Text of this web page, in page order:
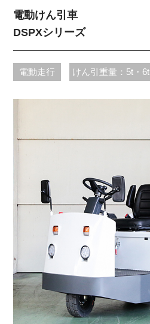
電動けん引車
DSPXシリーズ
電動走行 けん引重量：5t・6t